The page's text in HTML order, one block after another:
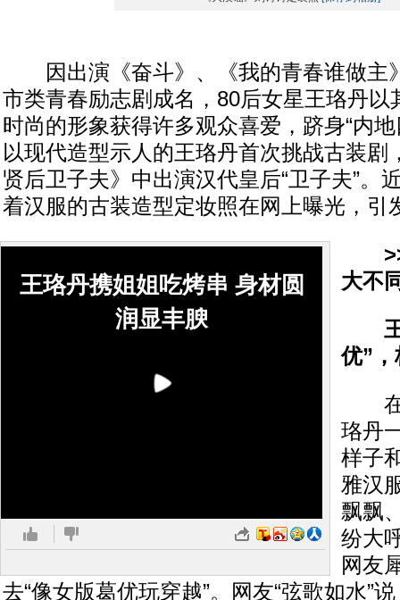
因出演《奋斗》、《我的青春谁做主
市类青春励志剧成名，80后女星王珞丹以
时尚的形象获得许多观众喜爱，跻身“内
以现代造型示人的王珞丹首次挑战古装剧
贤后卫子夫》中出演汉代皇后“卫子夫”。
着汉服的古装造型定妆照在网上曝光，引
王珞丹携姐姐吃烤串 身材圆
润显丰腴
大不
王
优”
在
珞丹
样子
雅汉
飘飘
纷大
网友
去“像女版葛优玩穿越”。网友“弦歌如水”